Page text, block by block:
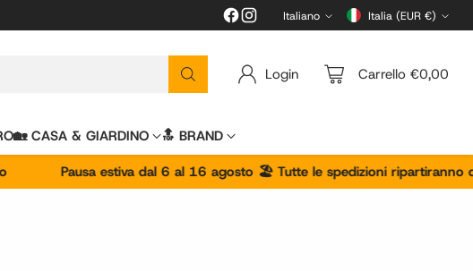
Lingua
Italiano Valuta Italia (EUR €)
Login Carrello €0,00
🏡 CASA & GIARDINO
🔝 BRAND
Pausa estiva dal 6 al 16 agosto 🏖️ Tutte le spedizioni ripartiranno dal 17